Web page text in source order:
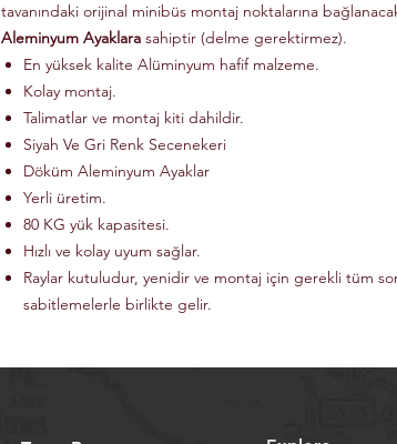
tavanındaki orijinal minibüs montaj noktalarına
Aleminyum Ayaklara sahiptir (delme gerektirmez).
En yüksek kalite Alüminyum hafif malzeme.
Kolay montaj.
Talimatlar ve montaj kiti dahildir.
Siyah Ve Gri Renk Secenekeri
Döküm Aleminyum Ayaklar
Yerli üretim.
80 KG yük kapasitesi.
Hızlı ve kolay uyum sağlar.
Raylar kutuludur, yenidir ve montaj için gerekli tüm
sabitlemelerle birlikte gelir.